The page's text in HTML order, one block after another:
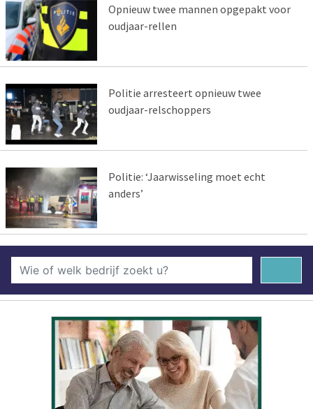
Opnieuw twee mannen opgepakt voor
oudjaar-rellen
Politie arresteert opnieuw twee
oudjaar-relschoppers
Politie: ‘Jaarwisseling moet echt
anders’